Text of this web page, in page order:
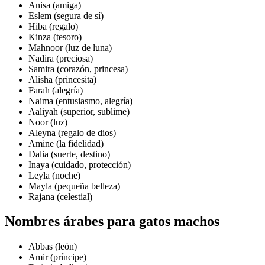
Anisa (amiga)
Eslem (segura de sí)
Hiba (regalo)
Kinza (tesoro)
Mahnoor (luz de luna)
Nadira (preciosa)
Samira (corazón, princesa)
Alisha (princesita)
Farah (alegría)
Naima (entusiasmo, alegría)
Aaliyah (superior, sublime)
Noor (luz)
Aleyna (regalo de dios)
Amine (la fidelidad)
Dalia (suerte, destino)
Inaya (cuidado, protección)
Leyla (noche)
Mayla (pequeña belleza)
Rajana (celestial)
Nombres árabes para gatos machos
Abbas (león)
Amir (príncipe)